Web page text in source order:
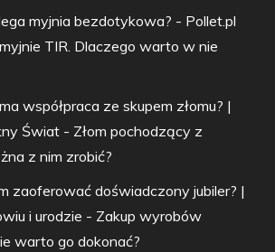
myjnia bezdotykowa? - Pollet.pl
TIR. Dlaczego warto w nie
współpraca ze skupem złomu? |
Świat - Złom pochodzący z
z nim zrobić?
zaoferować doświadczony jubiler? |
i urodzie - Zakup wyrobów
warto go dokonać?